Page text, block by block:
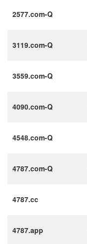
2577.com-Q
3119.com-Q
3559.com-Q
4090.com-Q
4548.com-Q
4787.com-Q
4787.cc
4787.app